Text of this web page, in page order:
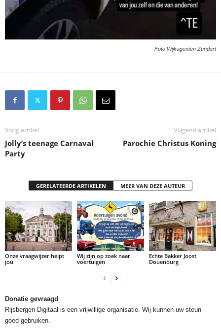
Foto Wijkagenten Zundert
Vorig artikel
Jolly’s teenage Carnaval
Party
Volgend artikel
Parochie Christus Koning
GERELATEERDE ARTIKELEN MEER VAN DEZE AUTEUR
Onze vraagwijzer helpt
jou
Wij zijn op zoek naar
voertuigen
Echte Bakker Joost
Douenburg
Donatie gevraagd
Rijsbergen Digitaal is een vrijwillige organisatie. Wij kunnen uw steun
goed gebruiken.